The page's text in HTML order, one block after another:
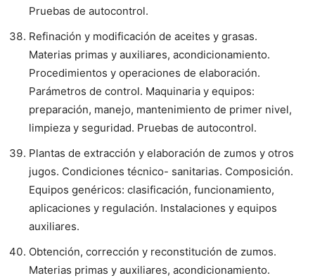
Pruebas de autocontrol.
Refinación y modificación de aceites y grasas.
Materias primas y auxiliares, acondicionamiento.
Procedimientos y operaciones de elaboración.
Parámetros de control. Maquinaria y equipos:
preparación, manejo, mantenimiento de primer nivel,
limpieza y seguridad. Pruebas de autocontrol.
Plantas de extracción y elaboración de zumos y otros
jugos. Condiciones técnico- sanitarias. Composición.
Equipos genéricos: clasificación, funcionamiento,
aplicaciones y regulación. Instalaciones y equipos
auxiliares.
Obtención, corrección y reconstitución de zumos.
Materias primas y auxiliares, acondicionamiento.